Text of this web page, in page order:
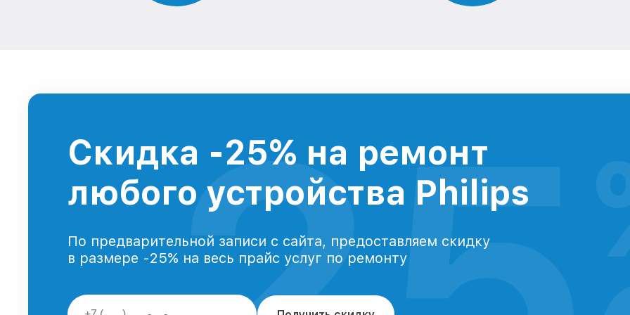
Скидка -25% на ремонт
любого устройства Philips
По предварительной записи с сайта, предоставляем скидку
в размере -25% на весь прайс услуг по ремонту